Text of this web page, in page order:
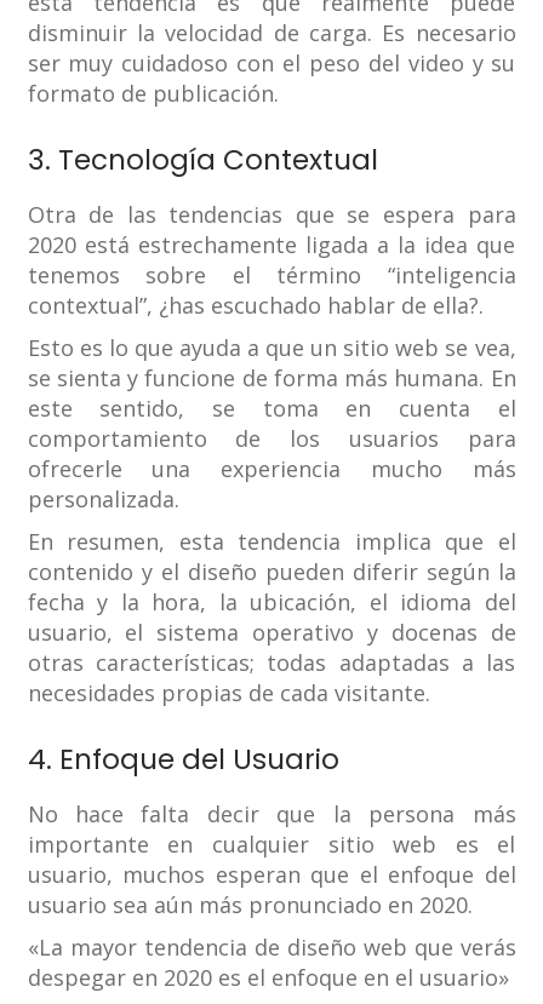
disminuir la velocidad de carga. Es necesario
ser muy cuidadoso con el peso del video y su
formato de publicación.
3. Tecnología Contextual
Otra de las tendencias que se espera para
2020 está estrechamente ligada a la idea que
tenemos sobre el término “inteligencia
contextual”, ¿has escuchado hablar de ella?.
Esto es lo que ayuda a que un sitio web se vea,
se sienta y funcione de forma más humana. En
este sentido, se toma en cuenta el
comportamiento de los usuarios para
ofrecerle una experiencia mucho más
personalizada.
En resumen, esta tendencia implica que el
contenido y el diseño pueden diferir según la
fecha y la hora, la ubicación, el idioma del
usuario, el sistema operativo y docenas de
otras características; todas adaptadas a las
necesidades propias de cada visitante.
4. Enfoque del Usuario
No hace falta decir que la persona más
importante en cualquier sitio web es el
usuario, muchos esperan que el enfoque del
usuario sea aún más pronunciado en 2020.
«La mayor tendencia de diseño web que verás
despegar en 2020 es el enfoque en el usuario»